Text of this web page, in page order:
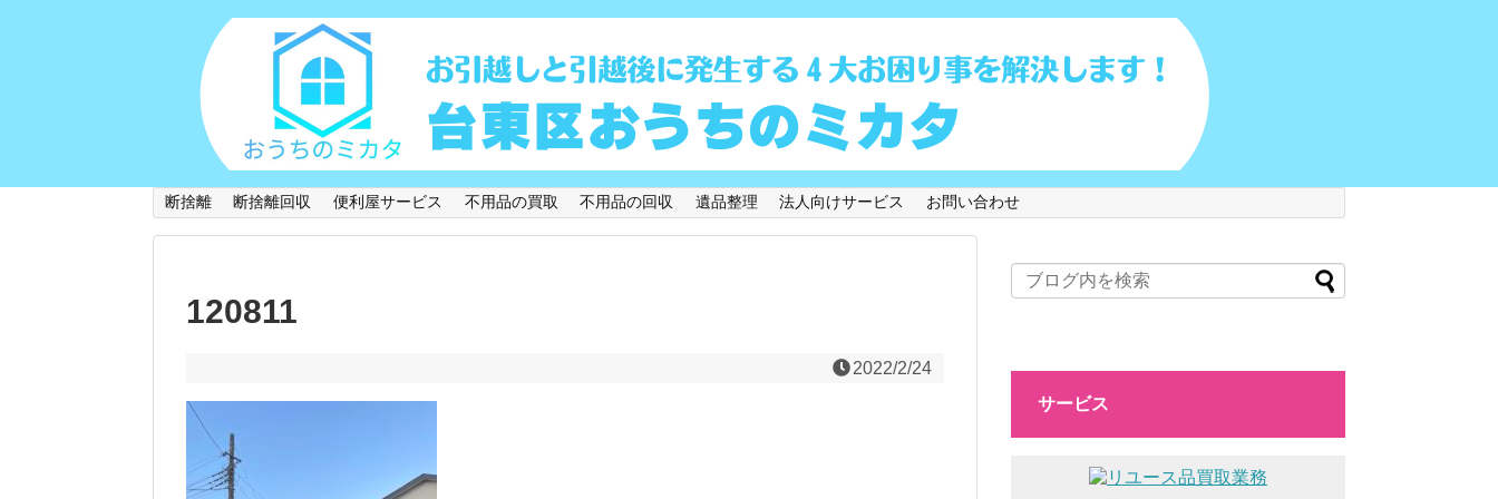
断捨離 断捨離回収 便利屋サービス 不用品の買取 不用品の回収 遺品整理 法人向けサービス お問い合わせ
120811
2022/2/24
サービス